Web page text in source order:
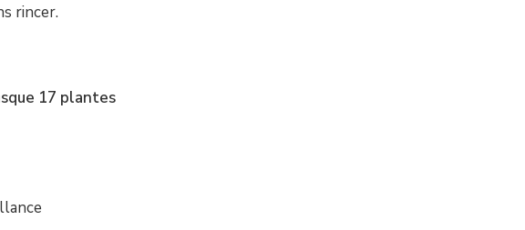
rincer.
17 plantes